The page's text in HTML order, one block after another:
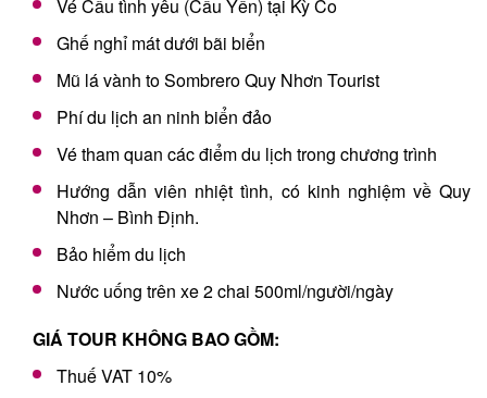
Vé Cầu tình yêu (Cầu Yến) tại Kỳ Co
Ghế nghỉ mát dưới bãi biển
Mũ lá vành to Sombrero Quy Nhơn Tourist
Phí du lịch an ninh biển đảo
Vé tham quan các điểm du lịch trong chương trình
Hướng dẫn viên nhiệt tình, có kinh nghiệm về Quy
Nhơn – Bình Định.
Bảo hiểm du lịch
Nước uống trên xe 2 chai 500ml/người/ngày
GIÁ TOUR KHÔNG BAO GỒM:
Thuế VAT 10%